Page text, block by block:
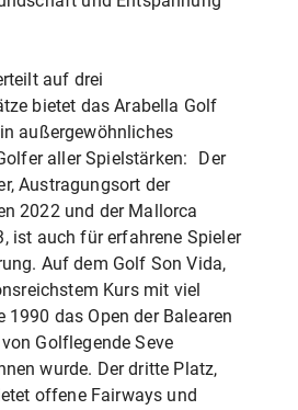
auf drei
bietet das Arabella Golf
außergewöhnliches
aller Spielstärken: Der
Austragungsort der
2022 und der Mallorca
ist auch für erfahrene Spieler
Auf dem Golf Son Vida,
Kurs mit viel
1990 das Open der Balearen
Golflegende Seve
wurde. Der dritte Platz,
offene Fairways und